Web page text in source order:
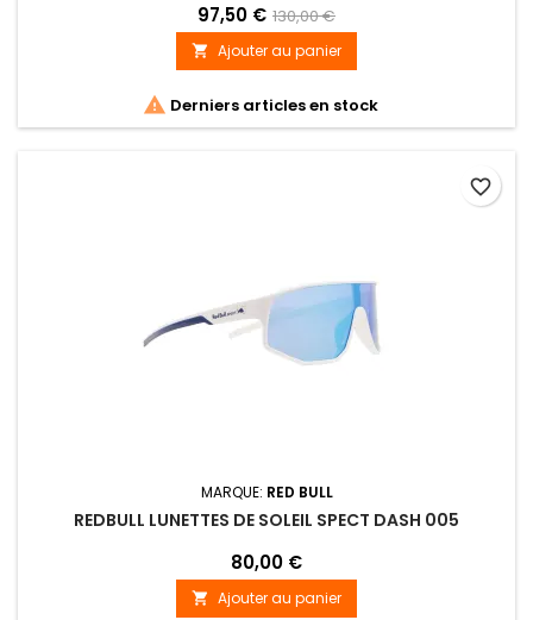
97,50 € 130,00 €
 Ajouter au panier
 Derniers articles en stock
MARQUE: RED BULL
REDBULL LUNETTES DE SOLEIL SPECT DASH 005
80,00 €
 Ajouter au panier
favorite_border